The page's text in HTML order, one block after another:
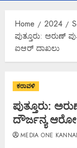
Home 2024
ಪುತ್ತೂರು: ಅರುಣ್
ಐಆರ್​ ದಾಖಲು
ಕರಾವಳಿ
ಪುತ್ತೂರು:
ದೌರ್ಜನ್ಯ
MEDIA ONE